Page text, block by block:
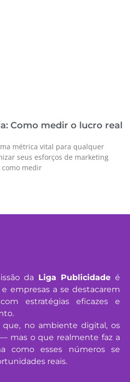
Como medir o lucro real
métrica vital para qualquer
seus esforços de marketing
como medir
da Liga Publicidade é
e empresas a se destacarem
estratégias eficazes e
no ambiente digital, os
mas o que realmente faz a
como esses números se
reais.